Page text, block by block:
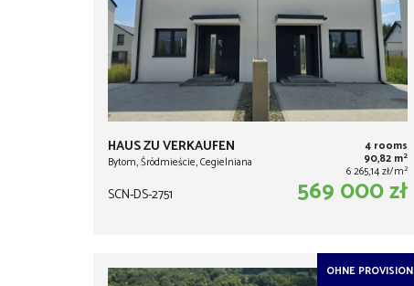
HAUS ZU VERKAUFEN
Bytom, Śródmieście, Cegielniana
4 rooms
90,82 m2
6 265,14 zł/m2
SCN-DS-2751 569 000 zł
OHNE PROVISION